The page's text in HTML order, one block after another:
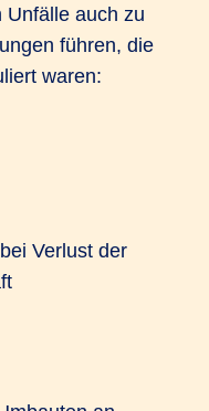
Unfälle auch zu
führen, die
waren:
Verlust der